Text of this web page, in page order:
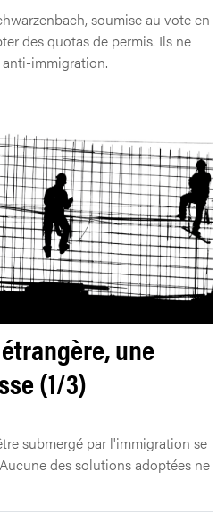
soumise au vote en
des quotas de permis. Ils ne
immigration.
une
(1/3)
submergé par l'immigration se
des solutions adoptées ne